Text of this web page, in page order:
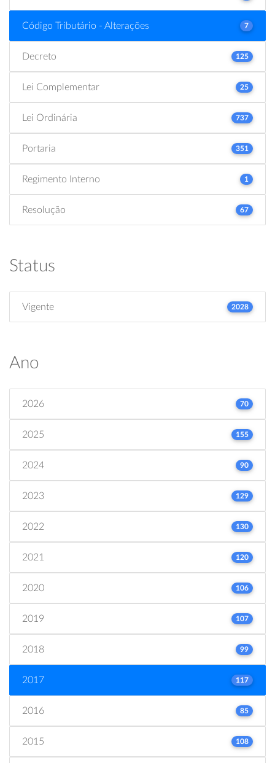
Código Tributário - Alterações 7
Decreto 125
Lei Complementar 25
Lei Ordinária 737
Portaria 351
Regimento Interno 1
Resolução 67
Status
Vigente 2028
Ano
2026 70
2025 155
2024 90
2023 129
2022 130
2021 120
2020 106
2019 107
2018 99
2017 117
2016 85
2015 108